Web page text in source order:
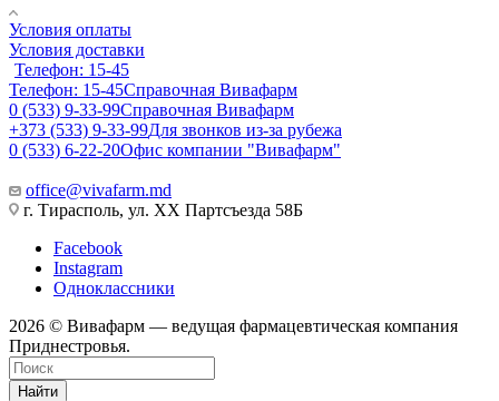
Условия оплаты
Условия доставки
Телефон: 15-45
Телефон: 15-45Справочная Вивафарм
0 (533) 9-33-99Справочная Вивафарм
+373 (533) 9-33-99Для звонков из-за рубежа
0 (533) 6-22-20Офис компании "Вивафарм"
office@vivafarm.md
г. Тирасполь, ул. ХХ Партсъезда 58Б
Facebook
Instagram
Одноклассники
2026 © Вивафарм — ведущая фармацевтическая компания
Приднестровья.
Найти